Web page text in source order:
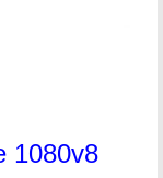
1080v8